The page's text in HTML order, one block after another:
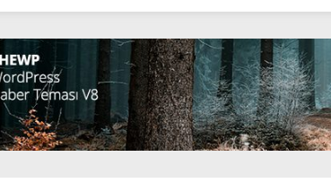
14:28
Bartın ve Zonguldak’ta sahte rapor
14:28
Jandarmadan nefes kesen dalış eğitimi
14:28
Orta Koridor’un güçlenmesi hepimizin
14:28
Bilirkişiyi hedef göstermekle suçlanan
14:28
PKK’lı terörist Şiraz Ömer öldürüldü
14:28
Yusuf Tekin’den özel okullara uyarı: